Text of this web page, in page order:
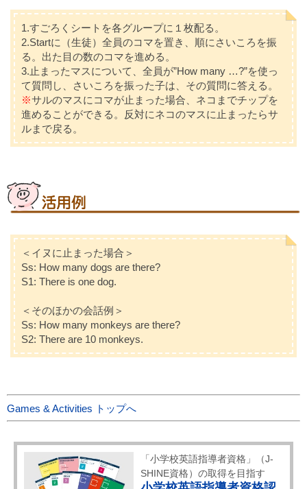
1.すごろくシートを各グループに１枚配る。
2.Startに（生徒）全員のコマを置き、順にさいころを振
る。出た目の数のコマを進める。
3.止まったマスについて、全員が”How many …?”を使っ
て質問し、さいころを振った子は、その質問に答える。
※サルのマスにコマが止まった場合、ネコまでチップを
進めることができる。反対にネコのマスに止まったらサ
ルまで戻る。
＜イヌに止まった場合＞
Ss: How many dogs are there?
S1: There is one dog.
＜そのほかの会話例＞
Ss: How many monkeys are there?
S2: There are 10 monkeys.
Games & Activities トップへ
「小学校英語指導者資格」（J-
SHINE資格）の取得を目指す